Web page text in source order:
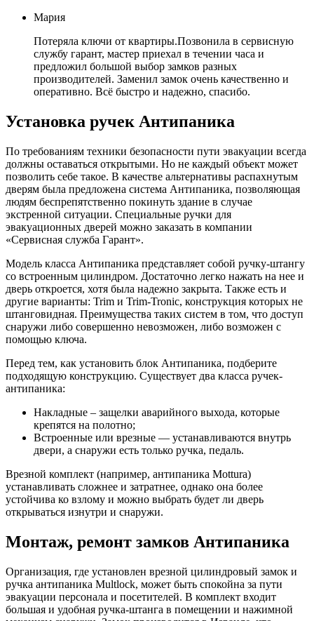
Мария
Потеряла ключи от квартиры.Позвонила в сервисную
службу гарант, мастер приехал в течении часа и
предложил большой выбор замков разных
производителей. Заменил замок очень качественно и
оперативно. Всё быстро и надежно, спасибо.
Установка ручек Антипаника
По требованиям техники безопасности пути эвакуации всегда
должны оставаться открытыми. Но не каждый объект может
позволить себе такое. В качестве альтернативы распахнутым
дверям была предложена система Антипаника, позволяющая
людям беспрепятственно покинуть здание в случае
экстренной ситуации. Специальные ручки для
эвакуационных дверей можно заказать в компании
«Сервисная служба Гарант».
Модель класса Антипаника представляет собой ручку-штангу
со встроенным цилиндром. Достаточно легко нажать на нее и
дверь откроется, хотя была надежно закрыта. Также есть и
другие варианты: Trim и Trim-Tronic, конструкция которых не
штанговидная. Преимущества таких систем в том, что доступ
снаружи либо совершенно невозможен, либо возможен с
помощью ключа.
Перед тем, как установить блок Антипаника, подберите
подходящую конструкцию. Существует два класса ручек-
антипаника:
Накладные – защелки аварийного выхода, которые
крепятся на полотно;
Встроенные или врезные — устанавливаются внутрь
двери, а снаружи есть только ручка, педаль.
Врезной комплект (например, антипаника Mottura)
устанавливать сложнее и затратнее, однако она более
устойчива ко взлому и можно выбрать будет ли дверь
открываться изнутри и снаружи.
Монтаж, ремонт замков Антипаника
Организация, где установлен врезной цилиндровый замок и
ручка антипаника Multlock, может быть спокойна за пути
эвакуации персонала и посетителей. В комплект входит
большая и удобная ручка-штанга в помещении и нажимной